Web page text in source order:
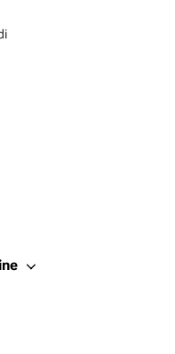
FENÊTREFENÊTRE
NOUVELLE FENÊTRE
DANS UNE NOUVELLE FENÊTRE